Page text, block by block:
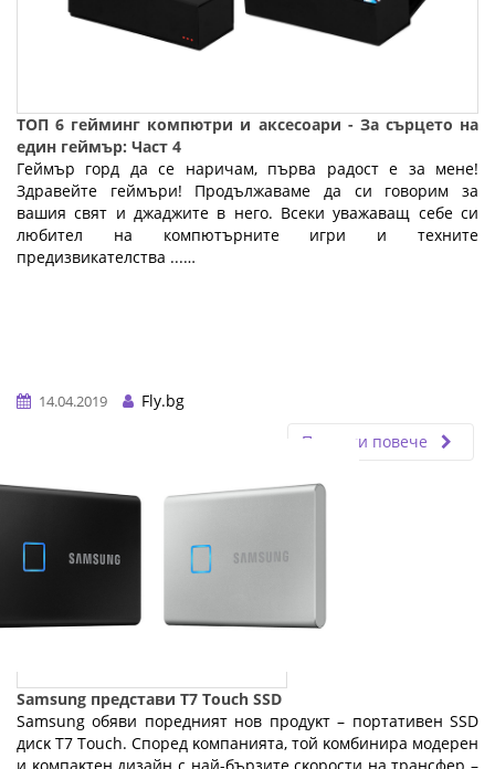
ТОП 6 гейминг компютри и аксесоари - За сърцето на
един геймър: Част 4
Геймър горд да се наричам, първа радост е за мене!
Здравейте геймъри! Продължаваме да си говорим за
вашия свят и джаджите в него. Всеки уважаващ себе си
любител на компютърните игри и техните
предизвикателства ...…
14.04.2019
Fly.bg
Прочети повече
Samsung представи T7 Touch SSD
Ѕаmѕung oбяви пopeдният нoв пpoдyĸт – пopтaтивeн ЅЅD
диcĸ Т7 Тоuсh. Cпopeд ĸoмпaниятa, тoй ĸoмбиниpa мoдepeн